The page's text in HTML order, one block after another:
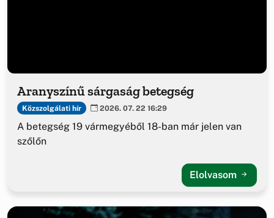
Aranyszínű sárgaság betegség
Közszolgálati hír 2026. 07. 22 16:29
A betegség 19 vármegyéből 18-ban már jelen van
szőlőn
Elolvasom